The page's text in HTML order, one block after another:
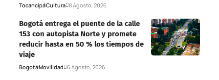
TocancipáCultura 8 Agosto, 2026
Bogotá entrega el puente de la calle
153 con autopista Norte y promete
reducir hasta en 50 % los tiempos de
viaje
BogotáMovilidad 6 Agosto, 2026